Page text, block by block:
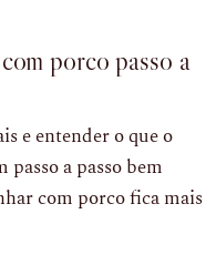
porco passo a
e entender o que o
a passo bem
com porco fica mais